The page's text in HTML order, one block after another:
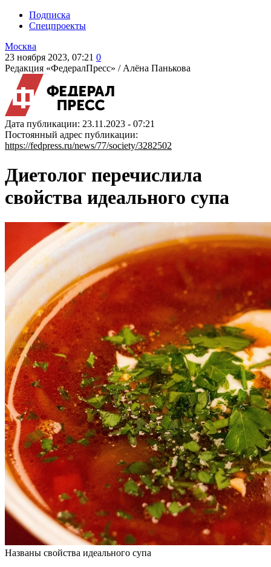
Подписка
Спецпроекты
Москва
23 ноября 2023, 07:21 0
Редакция «ФедералПресс» / Алёна Панькова
Дата публикации: 23.11.2023 - 07:21
Постоянный адрес публикации:
https://fedpress.ru/news/77/society/3282502
Диетолог перечислила
свойства идеального супа
Названы свойства идеального супа